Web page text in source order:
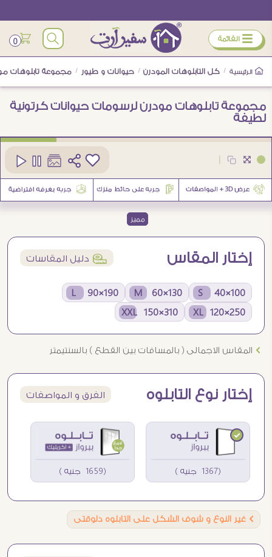
ÿ القائمة 0
الرئيسية / كل التابلوهات المودرن / حيوانات و طيور / مجموعة تابلوهات
مجموعة تابلوهات مودرن لرسومات حيوانات كرتونية
لطيفة
مميز
إختار المقاس í دليل المقاسات
100×40 S
130×60 M
190×90 L
250×120 XL
310×150 XXL
Ö المقاس الاجمالى ( بالمسافات بين القطع ) بالسنتيمتر
إختار نوع التابلوه الفرق و المواصفات
(1367 جنيه ) (1659 جنيه )
Ö غير النوع و شوف الشكل على التابلوه دلوقتى